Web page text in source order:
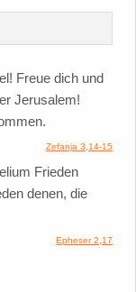
Freue dich und
Jerusalem!
Zefanja 3,14-15
Frieden
denen, die
Epheser 2,17